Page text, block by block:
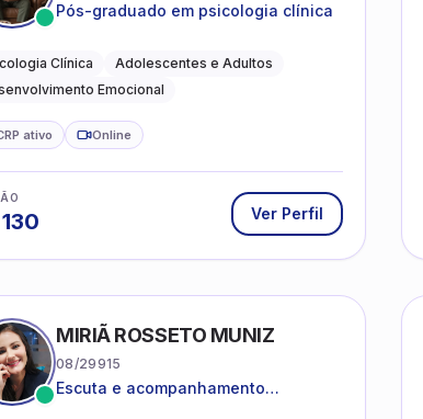
Pós-graduado em psicologia clínica
Clínica
Adolescentes e Adultos
Emocional
ativo Online
130 Ver Perfil
MIRIÃ ROSSETO MUNIZ
08/29915
Escuta e acompanhamento